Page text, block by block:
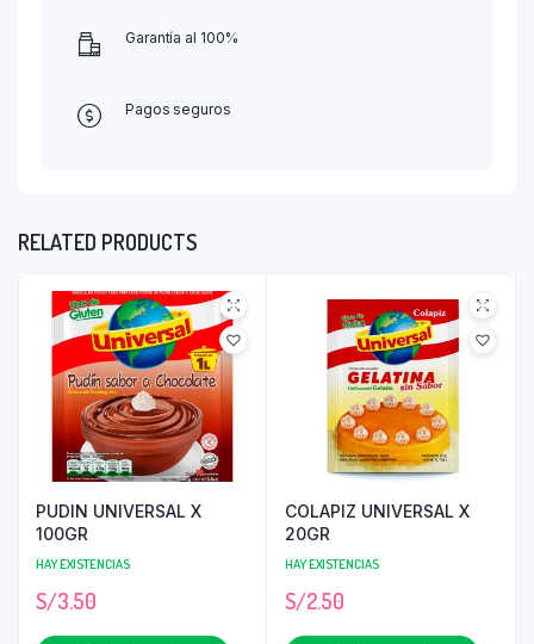
Garantía al 100%
Pagos seguros
RELATED PRODUCTS
PUDIN UNIVERSAL X
100GR
HAY EXISTENCIAS
S/3.50
COLAPIZ UNIVERSAL X
20GR
HAY EXISTENCIAS
S/2.50